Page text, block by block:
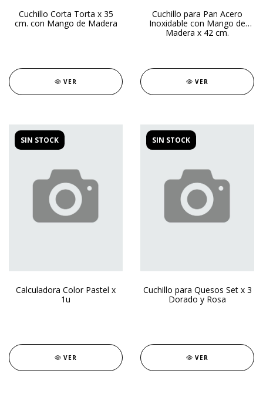
Cuchillo Corta Torta x 35
cm. con Mango de Madera
VER
Cuchillo para Pan Acero
Inoxidable con Mango de
Madera x 42 cm.
VER
SIN STOCK
Calculadora Color Pastel x
1u
VER
SIN STOCK
Cuchillo para Quesos Set x 3
Dorado y Rosa
VER